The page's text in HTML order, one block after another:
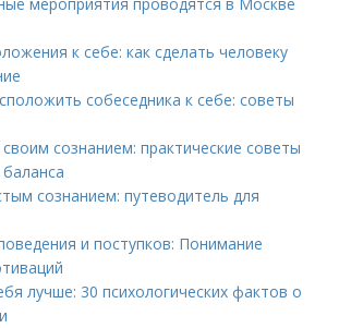
к себе: как сделать человеку
собеседника к себе: советы
сознанием: практические советы
сознанием: путеводитель для
и поступков: Понимание
лучше: 30 психологических фактов о